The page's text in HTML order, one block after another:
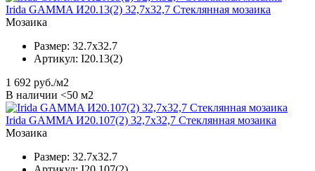
Irida GAMMA И20.13(2) 32,7x32,7 Стеклянная мозаика
Мозаика
Размер: 32.7x32.7
Артикул: I20.13(2)
1 692 руб./м2
В наличии <50 м2
Irida GAMMA И20.107(2) 32,7x32,7 Стеклянная мозаика
Мозаика
Размер: 32.7x32.7